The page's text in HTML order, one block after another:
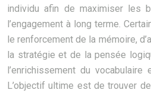
individu afin de maximiser les
l’engagement à long terme.
le renforcement de la mémoire,
la stratégie et de la pensée
l’enrichissement du
L’objectif ultime est de trouver